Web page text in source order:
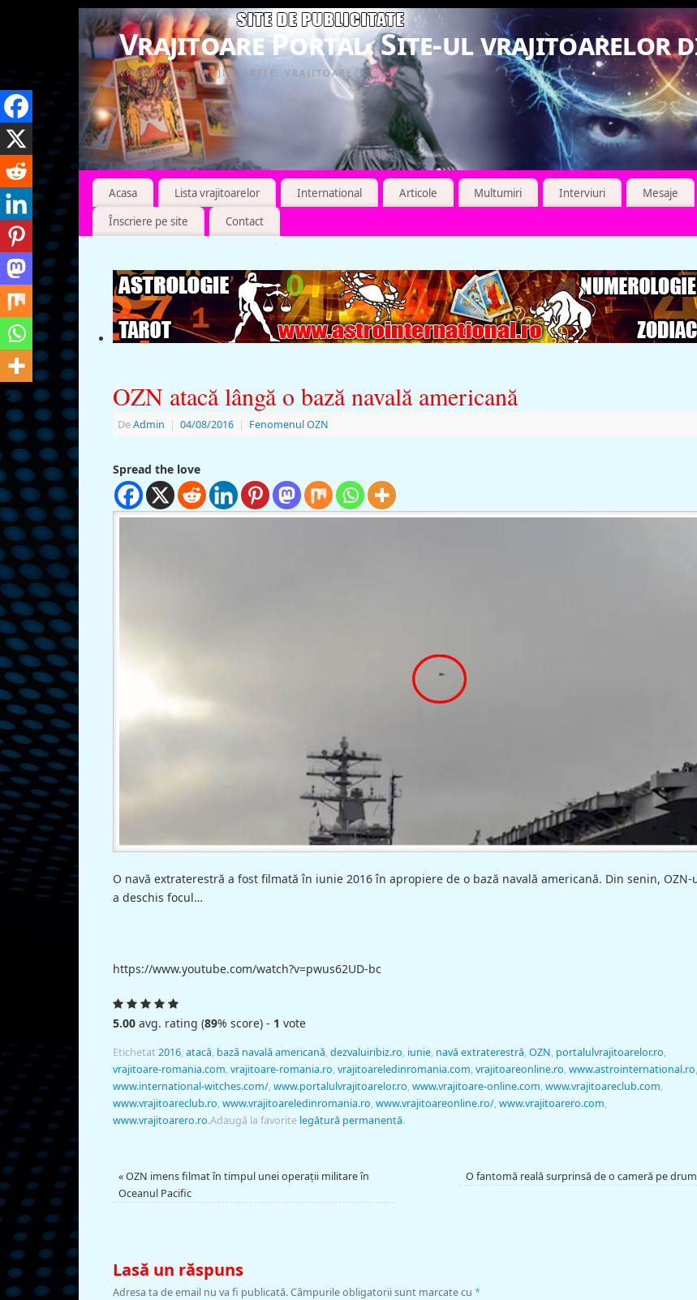
Vrajitoare Portal. Site-ul vrajitoarelor
VRAJITOARE, VRAJITOARELE, VRAJITOARE
Acasa Lista vrajitoarelor International Articole Multumiri Interviuri Mesaje
Înscriere pe site
Contact
OZN atacă lângă o bază navală americană
DeAdmin | 04/08/2016 | Fenomenul OZN
Spread the love
O navă extraterestră a fost filmată în iunie 2016 în apropiere de o bază navală americană. Din senin, OZN-
a deschis focul…
https://www.youtube.com/watch?v=pwus62UD-bc
5.00 avg. rating (89% score) - 1 vote
Etichetat 2016,atacă, bază navală americană,dezvaluiribiz.ro, iunie, navă extraterestră,OZN, portalulvrajitoarelor.ro,
vrajitoare-romania.com,vrajitoare-romania.ro,vrajitoareledinromania.com,vrajitoareonline.ro,www.astrointernational.ro,
www.international-witches.com/,www.portalulvrajitoarelor.ro,www.vrajitoare-online.com,www.vrajitoareclub.com,
www.vrajitoareclub.ro,www.vrajitoareledinromania.ro,www.vrajitoareonline.ro/,www.vrajitoarero.com,
www.vrajitoarero.ro.Adaugă la favorite legătură permanentă.
«OZN imens filmat în timpul unei operaţii militare în
Oceanul Pacific
O fantomă reală surprinsă de o cameră pe drum
Lasă un răspuns
Adresa ta de email nu va fi publicată.Câmpurile obligatorii sunt marcate cu *